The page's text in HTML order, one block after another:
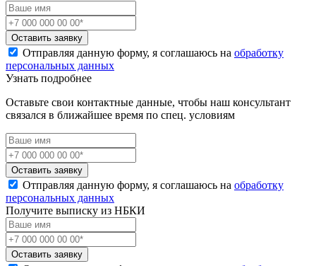
Оставить заявку
Отправляя данную форму, я соглашаюсь на обработку
персональных данных
Узнать подробнее
Оставьте свои контактные данные, чтобы наш консультант
связался в ближайшее время по спец. условиям
Оставить заявку
Отправляя данную форму, я соглашаюсь на обработку
персональных данных
Получите выписку из НБКИ
Оставить заявку